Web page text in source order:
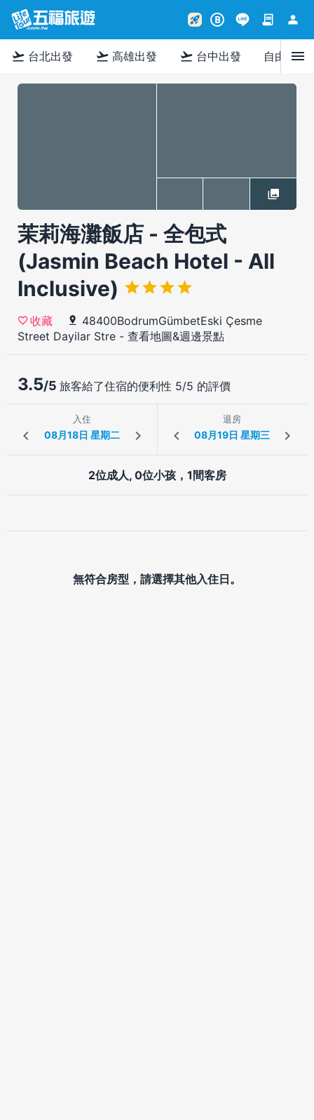
rocket_launch B contract person
flight_takeoff 台北出發 flight_takeoff 高雄出發 flight_takeoff 台中出發 自由行menu
茉莉海灘飯店 - 全包式
(Jasmin Beach Hotel - All
Inclusive)
收藏
48400BodrumGümbetEski Çesme
Street Dayilar Stre - 查看地圖&週邊景點
3.5/5 旅客給了住宿的便利性 5/5 的評價
入住 退房
2位成人, 0位小孩，1間客房
無符合房型，請選擇其他入住日。